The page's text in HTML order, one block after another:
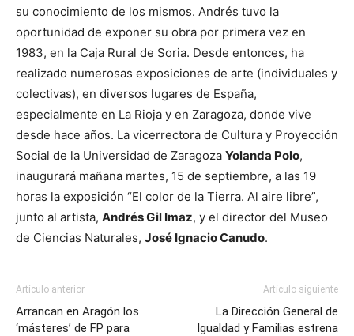
su conocimiento de los mismos. Andrés tuvo la
oportunidad de exponer su obra por primera vez en
1983, en la Caja Rural de Soria. Desde entonces, ha
realizado numerosas exposiciones de arte (individuales y
colectivas), en diversos lugares de España,
especialmente en La Rioja y en Zaragoza, donde vive
desde hace años. La vicerrectora de Cultura y Proyección
Social de la Universidad de Zaragoza Yolanda Polo,
inaugurará mañana martes, 15 de septiembre, a las 19
horas la exposición “El color de la Tierra. Al aire libre”,
junto al artista, Andrés Gil Imaz, y el director del Museo
de Ciencias Naturales, José Ignacio Canudo.
Artículo anterior
Arrancan en Aragón los
‘másteres’ de FP para
Artículo siguiente
La Dirección General de
Igualdad y Familias estrena